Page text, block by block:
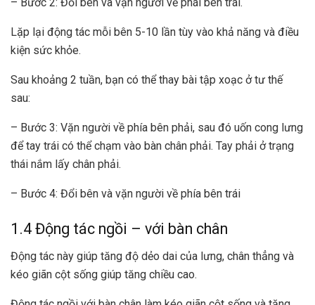
– Bước 2: Đổi bên và vặn người về phái bên trái.
Lặp lại động tác mỗi bên 5-10 lần tùy vào khả năng và điều
kiện sức khỏe.
Sau khoảng 2 tuần, bạn có thể thay bài tập xoạc ở tư thế
sau:
– Bước 3: Vặn người về phía bên phải, sau đó uốn cong lưng
để tay trái có thể chạm vào bàn chân phải. Tay phải ở trạng
thái nắm lấy chân phải.
– Bước 4: Đổi bên và vặn người về phía bên trái
1.4 Động tác ngồi – với bàn chân
Động tác này giúp tăng độ dẻo dai của lưng, chân thẳng và
kéo giãn cột sống giúp tăng chiều cao.